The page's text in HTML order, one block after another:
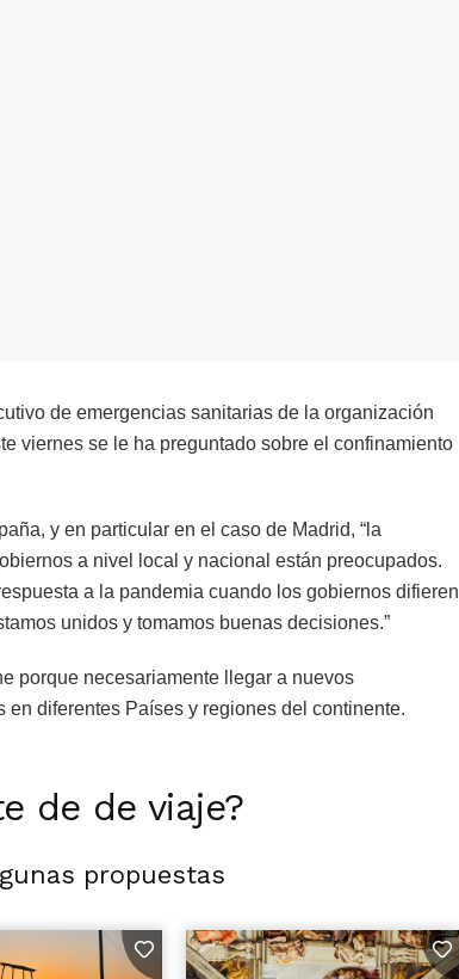
de emergencias sanitarias de la organización
viernes se le ha preguntado sobre el confinamiento
y en particular en el caso de Madrid, “la
a nivel local y nacional están preocupados.
a la pandemia cuando los gobiernos difieren
unidos y tomamos buenas decisiones.”
porque necesariamente llegar a nuevos
diferentes Países y regiones del continente.
de de viaje?
propuestas